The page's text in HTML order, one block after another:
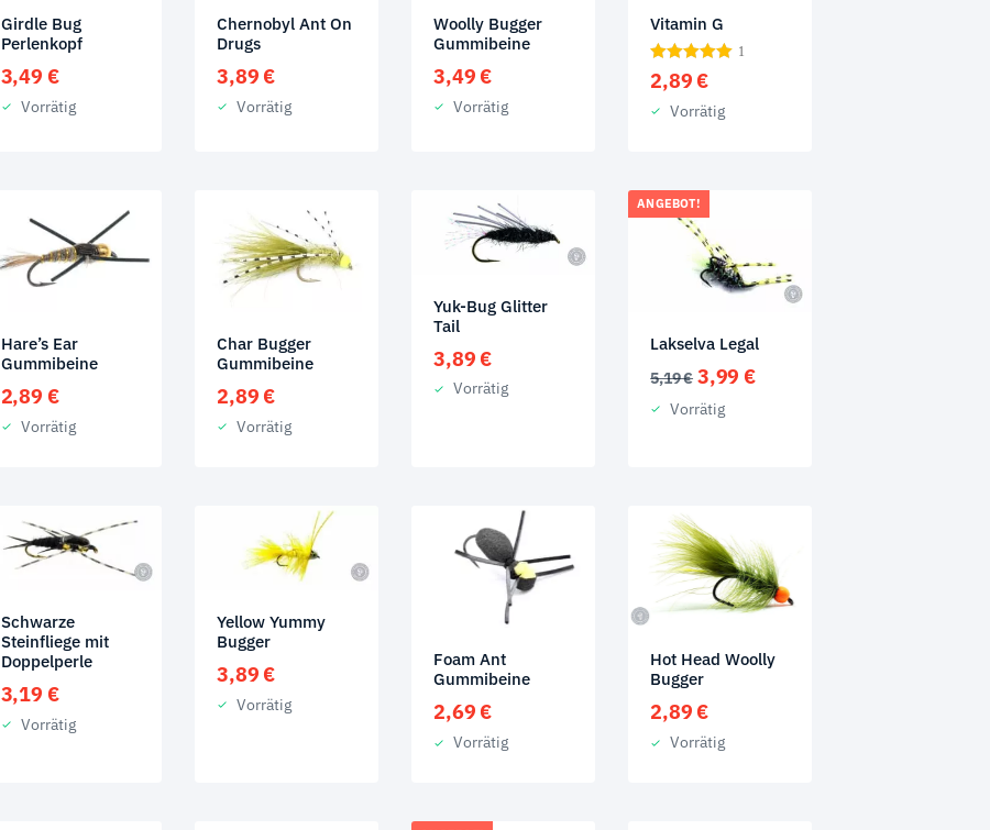
Girdle Bug
Perlenkopf
3,49 €
Vorrätig
Chernobyl Ant On
Drugs
3,89 €
Vorrätig
Woolly Bugger
Gummibeine
3,49 €
Vorrätig
Vitamin G
1
2,89 €
Vorrätig
Hare’s Ear
Gummibeine
2,89 €
Vorrätig
Char Bugger
Gummibeine
2,89 €
Vorrätig
Yuk-Bug Glitter
Tail
3,89 €
Vorrätig
ANGEBOT!
Lakselva Legal
5,19€ Ursprünglicher
Preis
war:
3,99 €Aktueller
Vorrätig
Schwarze
Steinfliege mit
Doppelperle
3,19 €
Vorrätig
Yellow Yummy
Bugger
3,89 €
Vorrätig
Foam Ant
Gummibeine
2,69 €
Vorrätig
Hot Head Woolly
Bugger
2,89 €
Vorrätig